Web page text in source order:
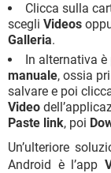
Clicca sulla
scegli Videos
Galleria.
In alternativa
manuale, ossia
salvare e poi
Video
Paste link, poi
Un’ulteriore
Android è l’app